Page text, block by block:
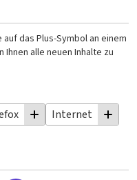
auf das Plus-Symbol an einem
alle neuen Inhalte zu
Thema
folgen
Internet Thema
folgen